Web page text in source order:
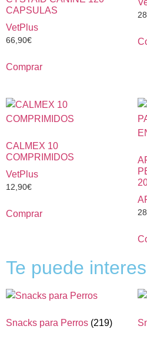
CAPSULAS
VetPlus
66,90€
Comprar
CALMEX 10
COMPRIMIDOS
VetPlus
12,90€
Comprar
Te puede
Snacks para Perros (219)